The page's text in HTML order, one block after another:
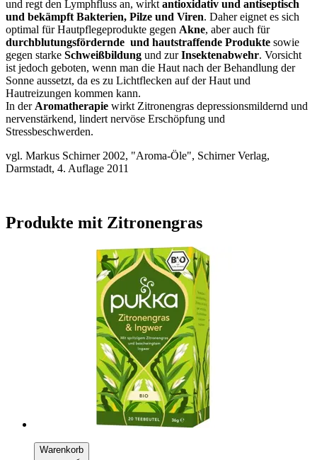
und regt den Lymphfluss an, wirkt antioxidativ und antiseptisch
und bekämpft Bakterien, Pilze und Viren. Daher eignet es sich
optimal für Hautpflegeprodukte gegen Akne, aber auch für
durchblutungsfördernde und hautstraffende Produkte sowie
gegen starke Schweißbildung und zurInsektenabwehr. Vorsicht
ist jedoch geboten, wenn man die Haut nach der Behandlung der
Sonne aussetzt, da es zu Lichtflecken auf der Haut und
Hautreizungen kommen kann.
In der Aromatherapie wirkt Zitronengras depressionsmildernd und
nervenstärkend, lindert nervöse Erschöpfung und
Stressbeschwerden.
vgl. Markus Schirner 2002, "Aroma-Öle", Schirner Verlag,
Darmstadt, 4. Auflage 2011
Produkte mit Zitronengras
Warenkorb